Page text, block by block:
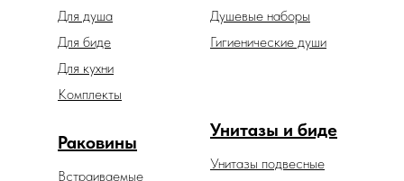
Гигиенические души
Душевые наборы
Унитазы и биде
Унитазы подвесные
Раковины
Встраиваемые
Для биде
Для душа
Для кухни
Комплекты